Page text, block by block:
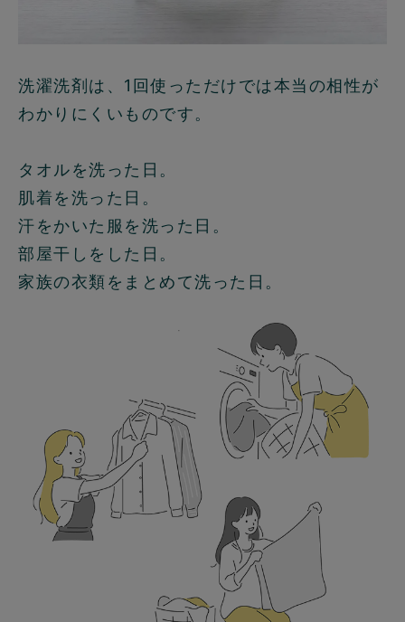
洗濯洗剤は、1回使っただけでは本当の相性が
わかりにくいものです。
タオルを洗った日。
肌着を洗った日。
汗をかいた服を洗った日。
部屋干しをした日。
家族の衣類をまとめて洗った日。